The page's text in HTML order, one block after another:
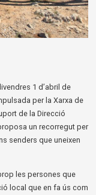
1 d’abril de
per la Xarxa de
de la Direcció
un recorregut per
senders que uneixen
les persones que
local que en fa ús com